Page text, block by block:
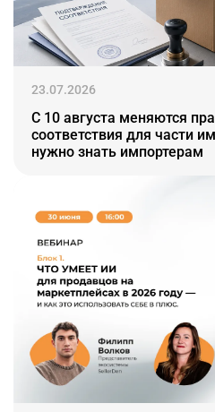
23.07.2026
С 10 августа меняются
соответствия для части
нужно знать импортерам